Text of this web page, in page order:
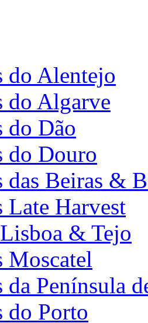
do Alentejo
do Algarve
do Dão
do Douro
das Beiras &
Late Harvest
& Tejo
Moscatel
Península
do Porto